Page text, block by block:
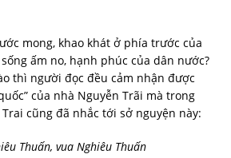
mong, khao khát ở phía trước của
ấm no, hạnh phúc của dân nước?
thì người đọc đều cảm nhận được
của nhà Nguyễn Trãi mà trong
cũng đã nhắc tới sở nguyện này:
Thuấn, vua Nghiêu Thuấn